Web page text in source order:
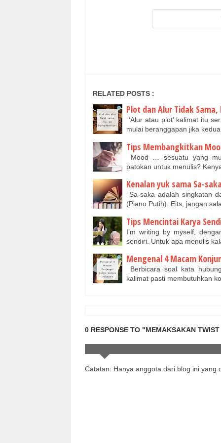
RELATED POSTS :
Plot dan Alur Tidak
‘Alur atau plot’ kalimat itu
mulai beranggapan jika
Tips Membangkitkan
Mood … sesuatu yang
patokan untuk menulis?
Kenalan yuk sama Sa-
Sa-saka adalah singkatan
(Piano Putih). Eits, jangan
Tips Mencintai Karya
I’m writing by myself,
sendiri. Untuk apa menulis
Mengenal 4 Macam
Berbicara soal kata
kalimat pasti membutuhkan
0 RESPONSE TO "MEMAKSAKAN
Catatan: Hanya anggota dari blog ini yang